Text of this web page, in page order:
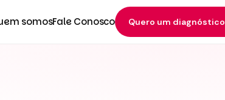
somosFale Conosco Quero um diagnóstico